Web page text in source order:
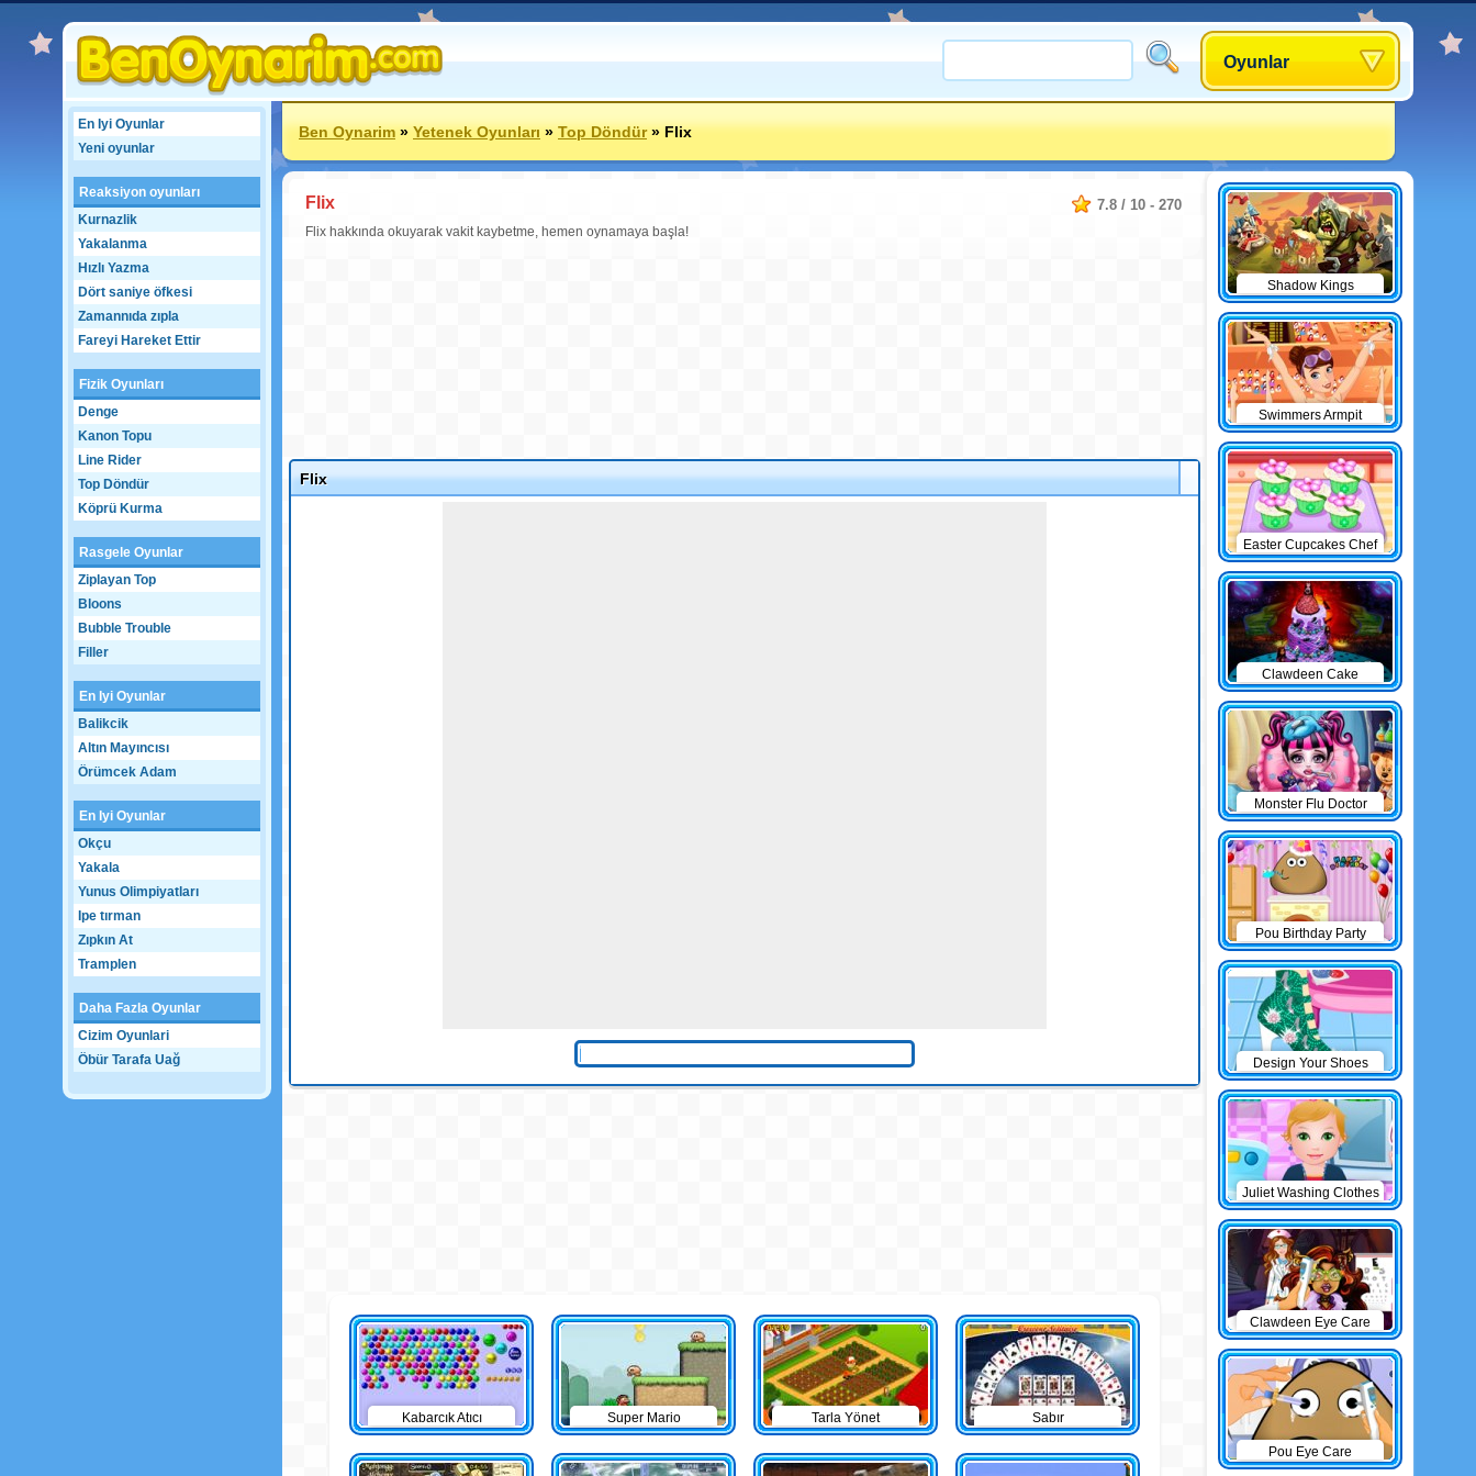
Oyunlar
En Iyi Oyunlar
Yeni oyunlar
Reaksiyon oyunları
Kurnazlik
Yakalanma
Hızlı Yazma
Dört saniye öfkesi
Zamannıda zıpla
Fareyi Hareket Ettir
Fizik Oyunları
Denge
Kanon Topu
Line Rider
Top Döndür
Köprü Kurma
Rasgele Oyunlar
Ziplayan Top
Bloons
Bubble Trouble
Filler
En Iyi Oyunlar
Balikcik
Altın Mayıncısı
Örümcek Adam
En Iyi Oyunlar
Okçu
Yakala
Yunus Olimpiyatları
Ipe tırman
Zıpkın At
Tramplen
Daha Fazla Oyunlar
Cizim Oyunlari
Öbür Tarafa Uağ
Ben Oynarim»Yetenek Oyunları»Top Döndür»Flix
7.8 / 10 - 270
Flix
Flix hakkında okuyarak vakit kaybetme, hemen oynamaya başla!
Flix
Kabarcık Atıcı Super Mario Tarla Yönet Sabır
Shadow Kings
Swimmers Armpit
Easter Cupcakes Chef
Clawdeen Cake
Monster Flu Doctor
Pou Birthday Party
Design Your Shoes
Juliet Washing Clothes
Clawdeen Eye Care
Pou Eye Care